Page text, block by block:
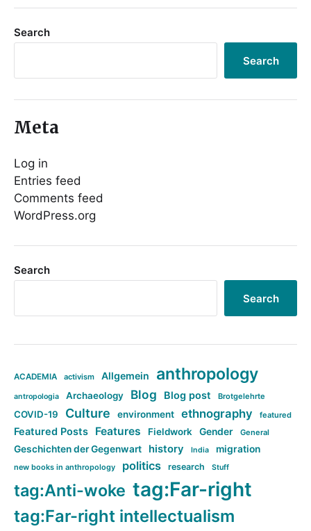
Search
Search
Meta
Log in
Entries feed
Comments feed
WordPress.org
Search
Search
ACADEMIA activism Allgemein anthropology
antropologia Archaeology Blog Blog post Brotgelehrte
COVID-19 Culture environment ethnography featured
Featured Posts Features Fieldwork Gender General
Geschichten der Gegenwart history India migration
new books in anthropology politics research Stuff
tag:Anti-woke tag:Far-right
tag:Far-right intellectualism